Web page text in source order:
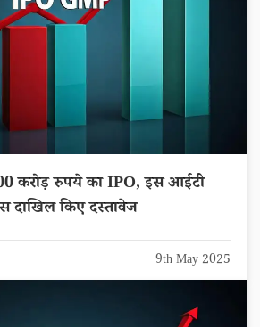
करोड़ रुपये का IPO, इस आईटी
दाखिल किए दस्तावेज
9th May 2025